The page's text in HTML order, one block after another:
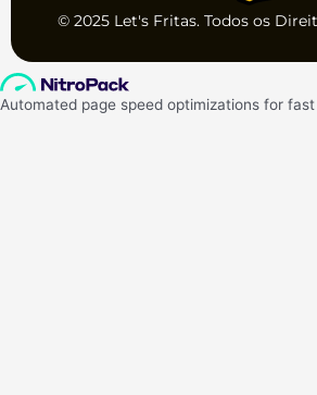
© 2025 Let's Fritas. Todos os